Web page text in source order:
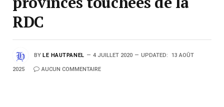
RDC
BY LE HAUTPANEL 4 JUILLET 2020 UPDATED: 13 AOÛT
2025 AUCUN COMMENTAIRE